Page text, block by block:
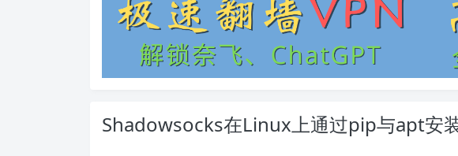
Shadowsocks在Linux上通过pip与apt安